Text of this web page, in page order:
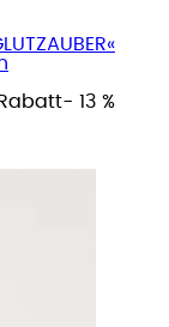
Rabatt- 13 %